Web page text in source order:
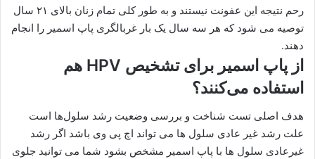
رحم نتیجه این عفونت نیستند و به طور کلی تمام زنان بالای ۲۱ سال
توصیه می شود که هر سه سال یک بار غربالگری پاپ اسمیر را انجام
دهند.
از پاپ اسمیر برای تشخیص HPV هم
استفاده می‌کنند؟
هدف اصلی تست شناخت و بررسی وضعیت رشد سلول‌ها است
علت رشد غیر عادی سلول ها می تواند اچ پی وی باشد اگر رشد
غیرعادی سلول ها با پاپ اسمیر مشخص بشود شما می توانید جلوی